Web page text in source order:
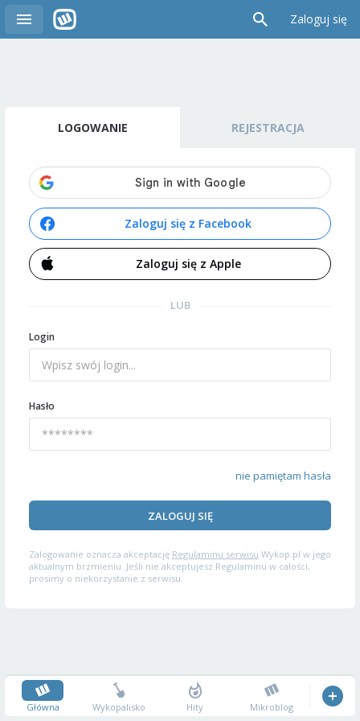
Zaloguj się
LOGOWANIE REJESTRACJA
Zaloguj się z Facebook
Zaloguj się z Apple
LUB
Login
Hasło
nie pamiętam hasła
ZALOGUJ SIĘ
Zalogowanie oznacza akceptację Regulaminu serwisu Wykop.pl w jego
aktualnym brzmieniu. Jeśli nie akceptujesz Regulaminu w całości,
prosimy o niekorzystanie z serwisu.
Główna Wykopalisko Hity Mikroblog